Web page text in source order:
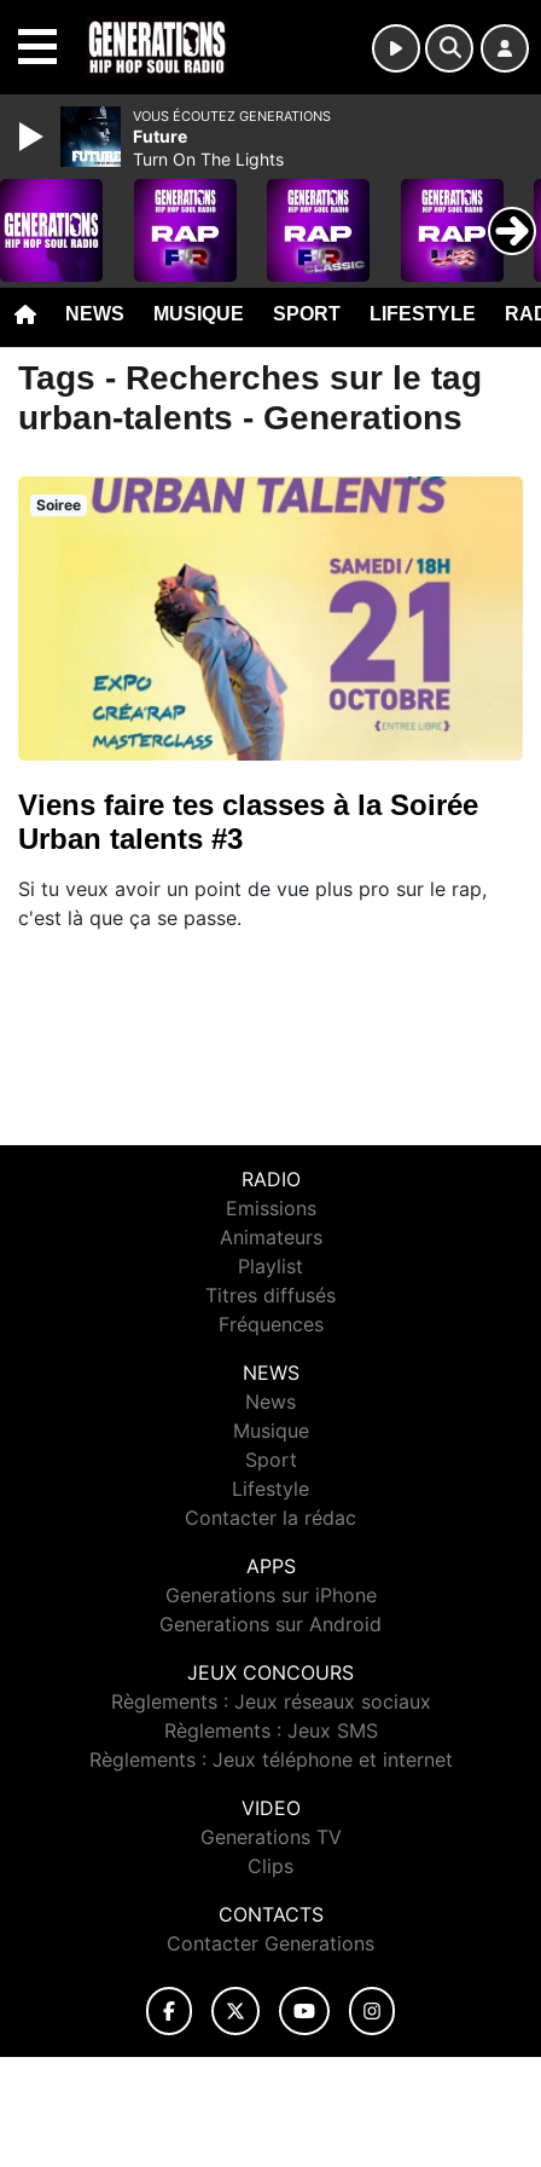
NEWS MUSIQUE SPORT LIFESTYLE
Tags - Recherches sur le tag
urban-talents - Generations
Soiree
Viens faire tes classes à la Soirée
Urban talents #3
Si tu veux avoir un point de vue plus pro sur le rap,
c'est là que ça se passe.
RADIO
Emissions
Animateurs
Playlist
Titres diffusés
Fréquences
NEWS
News
Musique
Sport
Lifestyle
Contacter la rédac
APPS
Generations sur iPhone
Generations sur Android
JEUX CONCOURS
Règlements : Jeux réseaux sociaux
Règlements : Jeux SMS
Règlements : Jeux téléphone et internet
VIDEO
Generations TV
Clips
CONTACTS
Contacter Generations
VOUS ÉCOUTEZ GENERATIONS
Future
Turn On The Lights